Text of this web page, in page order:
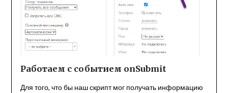
Работаем с событием onSubmit
Для того, что бы наш скрипт мог получать информацию